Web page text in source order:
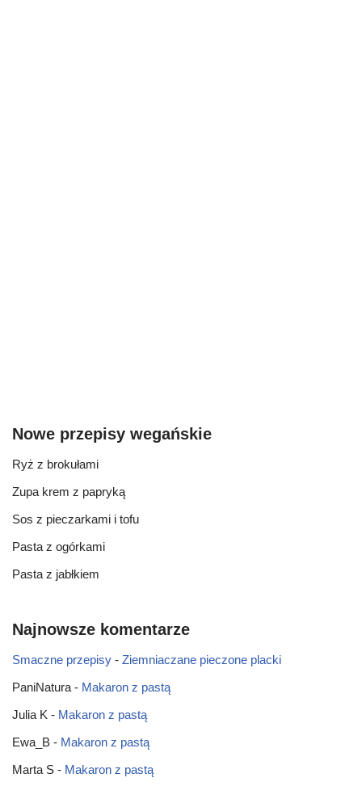
Nowe przepisy wegańskie
Ryż z brokułami
Zupa krem z papryką
Sos z pieczarkami i tofu
Pasta z ogórkami
Pasta z jabłkiem
Najnowsze komentarze
Smaczne przepisy - Ziemniaczane pieczone placki
PaniNatura - Makaron z pastą
Julia K - Makaron z pastą
Ewa_B - Makaron z pastą
Marta S - Makaron z pastą